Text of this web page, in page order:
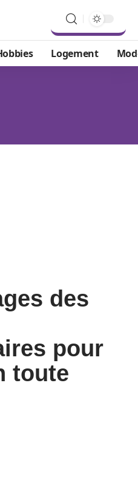
Logement
des
pour
toute